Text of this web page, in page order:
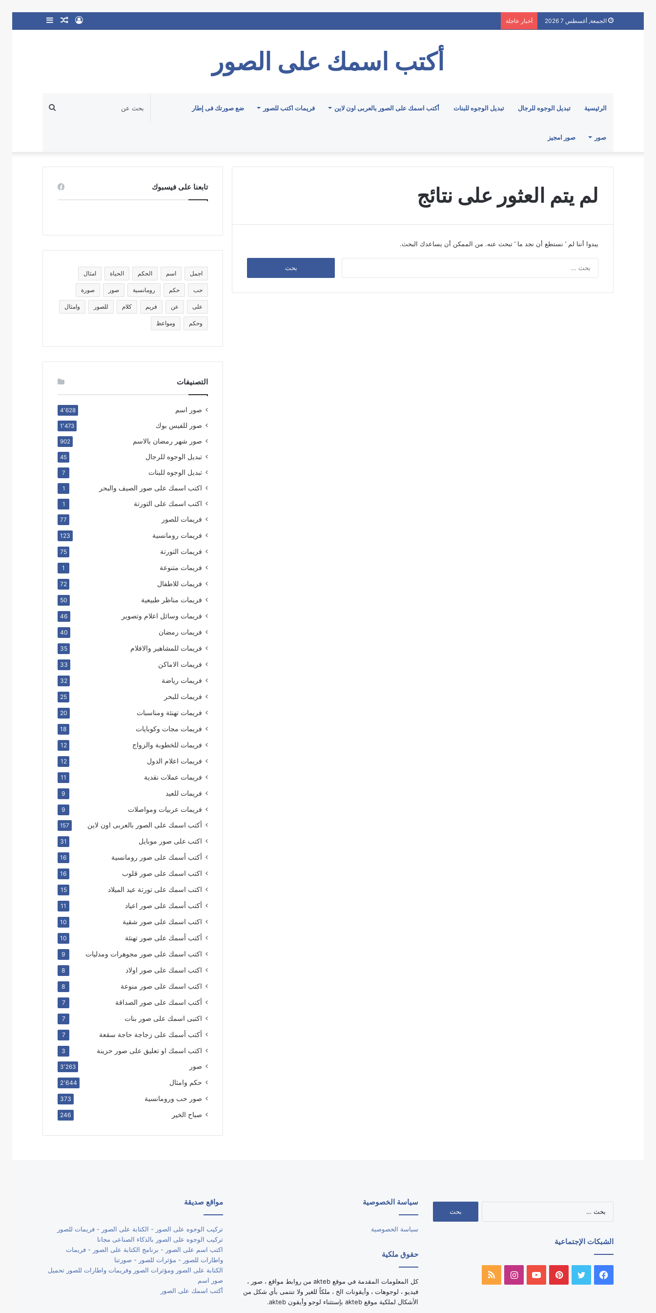
الجمعة, أغسطس 7 2026 أخبار عاجلة
إضافةمقالتسجيل
أكتب اسمك على الصور
الرئيسية تبديل الوجوه للرجال تبديل الوجوه للبنات أكتب اسمك على الصور بالعربى اون لاين فريمات اكتب للصور ضع صورتك فى إطار
صور صور امجيز
بحث
لم يتم العثور على نتائج
يبدوا أننا لم ’ نستطع أن نجد ما ’ تبحث عنه. من الممكن أن يساعدك البحث.
تابعنا على فيسبوك
اجمل اسم الحكم الحياة امثال
حب حكم رومانسية صور صورة
على عن فريم كلام للصور وامثال
وحكم ومواعظ
التصنيفات
صور اسم 4٬628
صور للفيس بوك 1٬473
صور شهر رمضان بالاسم 902
تبديل الوجوه للرجال 45
تبديل الوجوه للبنات 7
اكتب اسمك على صور الصيف والبحر 1
اكتب اسمك على التورتة 1
فريمات للصور 77
فريمات رومانسية 123
فريمات التورتة 75
فريمات متنوعة 1
فريمات للاطفال 72
فريمات مناظر طبيعية 50
فريمات وسائل اعلام وتصوير 46
فريمات رمضان 40
فريمات للمشاهير والافلام 35
فريمات الاماكن 33
فريمات رياضة 32
فريمات للبحر 25
فريمات تهنئة ومناسبات 20
فريمات مجات وكوبايات 18
فريمات للخطوبة والزواج 12
فريمات اعلام الدول 12
فريمات عملات نقدية 11
فريمات للعيد 9
فريمات عربيات ومواصلات 9
أكتب اسمك على الصور بالعربى اون لاين 157
اكتب على صور موبايل 31
أكتب أسمك على صور رومانسية 16
اكتب اسمك على صور قلوب 16
اكتب اسمك على تورتة عيد الميلاد 15
أكتب أسمك على صور اعياد 11
اكتب اسمك على صور شقية 10
أكتب أسمك على صور تهنئة 10
اكتب اسمك على صور مجوهرات ومدليات 9
اكتب اسمك على صور اولاد 8
اكتب اسمك على صور منوعة 8
أكتب اسمك على صور الصداقة 7
اكتبى اسمك على صور بنات 7
أكتب أسمك على زجاجة حاجة سقعة 7
اكتب اسمك او تعليق على صور حزينة 3
صور 3٬263
حكم وامثال 2٬644
صور حب ورومانسية 373
صباح الخير 246
الشبكات الإجتماعية
فيسبوك تويتر بينتيريستيوتيوبانستقرامملخص
سياسة الخصوصية
سياسة الخصوصية
حقوق ملكية
كل المعلومات المقدمة في موقع akteb من روابط مواقع ، صور ،
فيديو ، لوجوهات ، وأيقونات الخ ، ملكاً للغير ولا تنتمى بأي شكل من
الأشكال لملكية موقع akteb بإستثناء لوجو وأيقون akteb.
مواقع صديقة
تركيب الوجوه على الصور - الكتابة على الصور - فريمات للصور
تركيب الوجوه على الصور بالذكاء الصناعى مجانا
اكتب اسم على الصور - برنامج الكتابة على الصور - فريمات
واطارات للصور - مؤثرات للصور - صورتنا
الكتابة على الصور ومؤثرات الصور وفريمات واطارات للصور تحميل
صور اسم
أكتب اسمك على الصور